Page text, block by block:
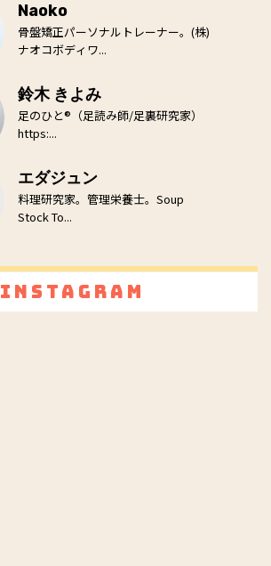
Naoko
骨盤矯正パーソナルトレーナー。(株)
ナオコボディワ...
鈴木 きよみ
足のひと®（足読み師/足裏研究家）
https:...
エダジュン
料理研究家。管理栄養士。Soup
Stock To...
Instagram